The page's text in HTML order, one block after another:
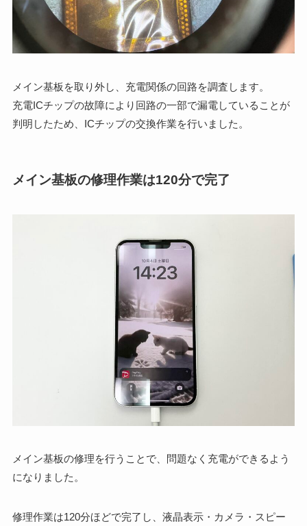
メイン基板を取り外し、充電関係の回路を調査します。
充電ICチップの故障により回路の一部で漏電していることが
判明したため、ICチップの交換作業を行いました。
メイン基板の修理作業は120分で完了
メイン基板の修理を行うことで、問題なく充電ができるよう
になりました。
修理作業は120分ほどで完了し、液晶表示・カメラ・スピー